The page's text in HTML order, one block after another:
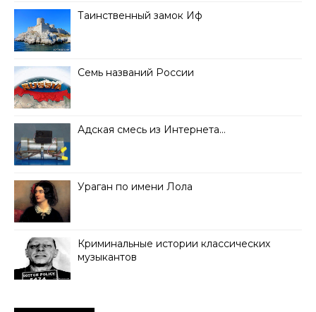
Таинственный замок Иф
Семь названий России
Адская смесь из Интернета…
Ураган по имени Лола
Криминальные истории классических
музыкантов